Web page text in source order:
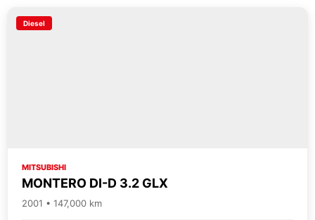
Diesel
MITSUBISHI
MONTERO DI-D 3.2 GLX
2001 • 147,000 km